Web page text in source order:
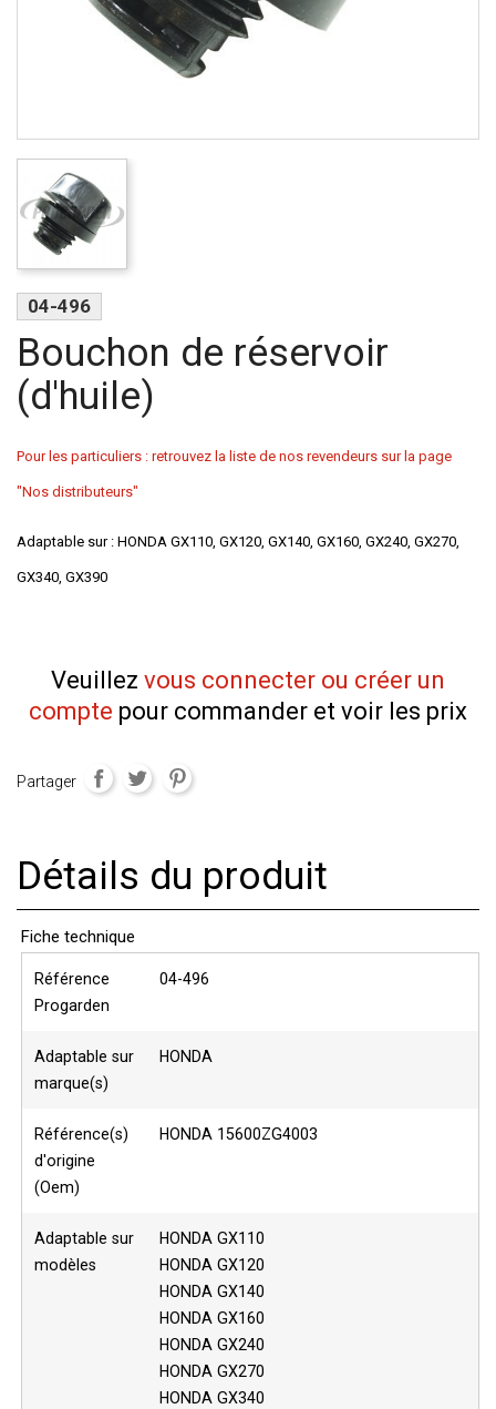
04-496
Bouchon de réservoir
(d'huile)
Pour les particuliers : retrouvez la liste de nos revendeurs sur la page
"Nos distributeurs"
Adaptable sur : HONDA GX110, GX120, GX140, GX160, GX240, GX270,
GX340, GX390
Veuillez vous connecter ou créer un
compte pour commander et voir les prix
Partager
Détails du produit
Fiche technique
Référence
Progarden
04-496
Adaptable sur
marque(s)
HONDA
Référence(s)
d'origine
(Oem)
HONDA 15600ZG4003
Adaptable sur
modèles
HONDA GX110
HONDA GX120
HONDA GX140
HONDA GX160
HONDA GX240
HONDA GX270
HONDA GX340